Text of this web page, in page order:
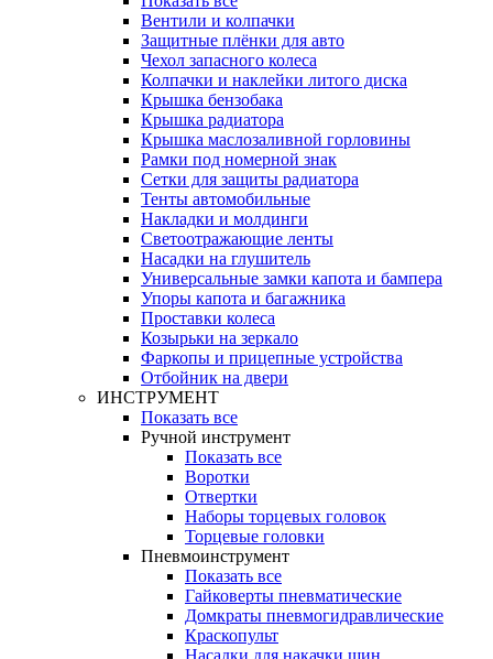
Вентили и колпачки
Защитные плёнки для авто
Чехол запасного колеса
Колпачки и наклейки литого диска
Крышка бензобака
Крышка радиатора
Крышка маслозаливной горловины
Рамки под номерной знак
Сетки для защиты радиатора
Тенты автомобильные
Накладки и молдинги
Светоотражающие ленты
Насадки на глушитель
Универсальные замки капота и бампера
Упоры капота и багажника
Проставки колеса
Козырьки на зеркало
Фаркопы и прицепные устройства
Отбойник на двери
ИНСТРУМЕНТ
Показать все
Ручной инструмент
Показать все
Воротки
Отвертки
Наборы торцевых головок
Торцевые головки
Пневмоинструмент
Показать все
Гайковерты пневматические
Домкраты пневмогидравлические
Краскопульт